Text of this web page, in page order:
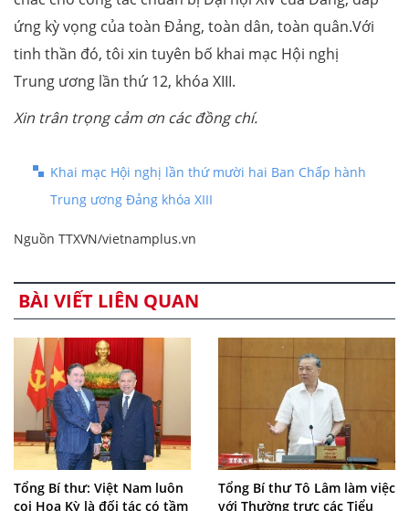
ứng kỳ vọng của toàn Đảng, toàn dân, toàn quân.Với
tinh thần đó, tôi xin tuyên bố khai mạc Hội nghị
Trung ương lần thứ 12, khóa XIII.
Xin trân trọng cảm ơn các đồng chí.
Khai mạc Hội nghị lần thứ mười hai Ban Chấp hành
Trung ương Đảng khóa XIII
Nguồn TTXVN/vietnamplus.vn
BÀI VIẾT LIÊN QUAN
Tổng Bí thư: Việt Nam luôn
coi Hoa Kỳ là đối tác có tầm
Tổng Bí thư Tô Lâm làm việc
với Thường trực các Tiểu